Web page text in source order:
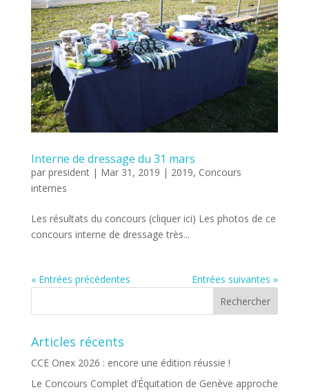
Interne de dressage du 31 mars
par president| Mar 31, 2019 | 2019, Concours
internes
Les résultats du concours (cliquer ici) Les photos de ce
concours interne de dressage très...
« Entrées précédentes Entrées suivantes »
Articles récents
CCE Onex 2026 : encore une édition réussie !
Le Concours Complet d’Équitation de Genève approche